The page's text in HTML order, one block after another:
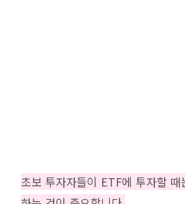
초보 투자자들이 ETF에 투자할